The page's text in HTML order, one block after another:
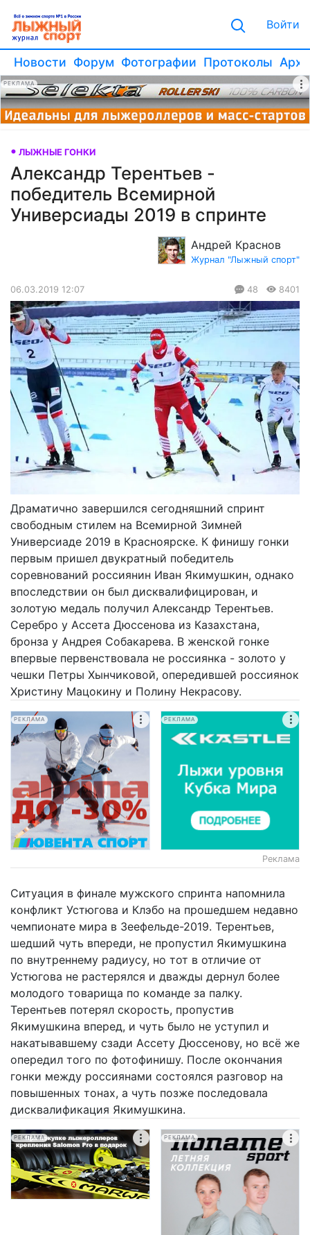
Войти
Новости Форум Фотографии Протоколы
РЕКЛАМА
ЛЫЖНЫЕ ГОНКИ
Александр Терентьев -
победитель Всемирной
Универсиады 2019 в спринте
Андрей Краснов
Журнал "Лыжный спорт"
06.03.2019 12:07 48 8401
Драматично завершился сегодняшний спринт
свободным стилем на Всемирной Зимней
Универсиаде 2019 в Красноярске. К финишу гонки
первым пришел двукратный победитель
соревнований россиянин Иван Якимушкин, однако
впоследствии он был дисквалифицирован, и
золотую медаль получил Александр Терентьев.
Серебро у Ассета Дюссенова из Казахстана,
бронза у Андрея Собакарева. В женской гонке
впервые первенствовала не россиянка - золото у
чешки Петры Хынчиковой, опередившей россиянок
Христину Мацокину и Полину Некрасову.
РЕКЛАМА РЕКЛАМА
Реклама
Ситуация в финале мужского спринта напомнила
конфликт Устюгова и Клэбо на прошедшем недавно
чемпионате мира в Зеефельде-2019. Терентьев,
шедший чуть впереди, не пропустил Якимушкина
по внутреннему радиусу, но тот в отличие от
Устюгова не растерялся и дважды дернул более
молодого товарища по команде за палку.
Терентьев потерял скорость, пропустив
Якимушкина вперед, и чуть было не уступил и
накатывавшему сзади Ассету Дюссенову, но всё же
опередил того по фотофинишу. После окончания
гонки между россиянами состоялся разговор на
повышенных тонах, а чуть позже последовала
дисквалификация Якимушкина.
РЕКЛАМА РЕКЛАМА